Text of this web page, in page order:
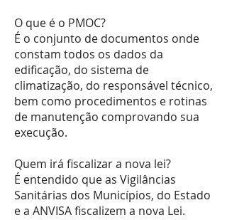
O que é o PMOC?
É o conjunto de documentos onde
constam todos os dados da
edificação, do sistema de
climatização, do responsável técnico,
bem como procedimentos e rotinas
de manutenção comprovando sua
execução.
Quem irá fiscalizar a nova lei?
É entendido que as Vigilâncias
Sanitárias dos Municípios, do Estado
e a ANVISA fiscalizem a nova Lei.